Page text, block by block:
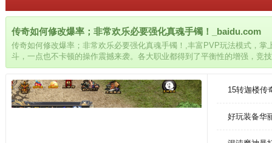
传奇如何修改爆率；非常欢乐必要强化真魂手镯！_baidu.com
传奇如何修改爆率；非常欢乐必要强化真魂手镯！,丰富PVP玩法模式，掌
斗，一点也不卡顿的操作震撼来袭。各大职业都得到了平衡性的增强，竞
可以增加获得经验值的速度，但要注意经验药水影响的经验值有上限，不
15转迦楼传
好玩装备华